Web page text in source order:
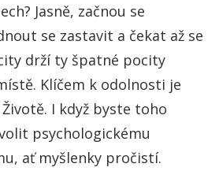
Jasně, začnou se
se zastavit a čekat až se
drží ty špatné pocity
Klíčem k odolnosti je
I když byste toho
psychologickému
ať myšlenky pročistí.